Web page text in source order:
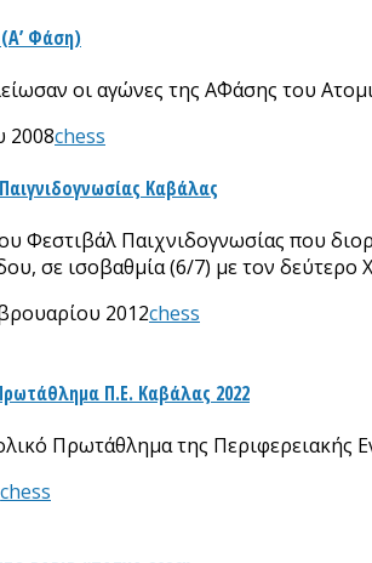
Φάση)
οι αγώνες της Α΄Φάσης του
2008chess
Καβάλας
Φεστιβάλ Παιχνιδογνωσίας που
σε ισοβαθμία (6/7) με τον
2012chess
Π.Ε. Καβάλας 2022
Πρωτάθλημα της Περιφερειακής
chess